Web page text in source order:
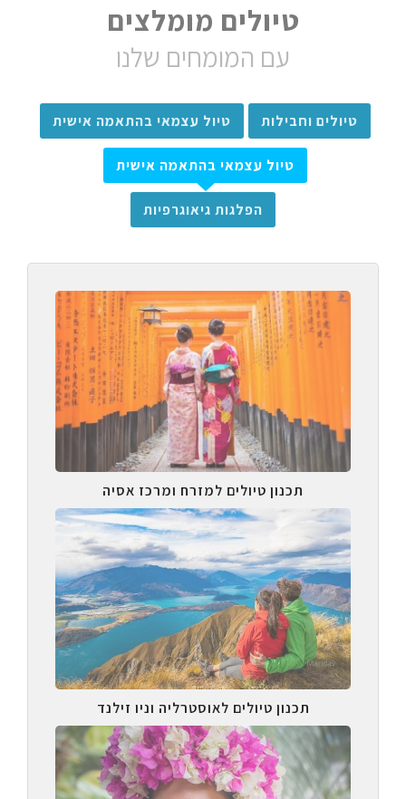
טיולים מומלצים
עם המומחים שלנו
טיולים וחבילות טיול עצמאי בהתאמה אישית
טיול עצמאי בהתאמה אישית
הפלגות גיאוגרפיות
תכנון טיולים למזרח ומרכז אסיה
תכנון טיולים לאוסטרליה וניו זילנד